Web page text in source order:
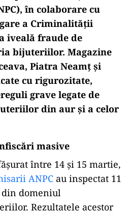
în colaborare cu
a Criminalității
iveală fraude de
bijuteriilor. Magazine
Piatra Neamț și
cu rigurozitate,
grave legate de
din aur și a celor
masive
între 14 și 15 martie,
ANPC au inspectat 11
domeniul
Rezultatele acestor